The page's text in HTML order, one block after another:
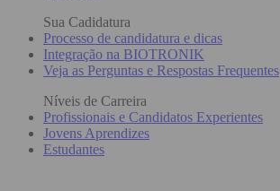
Sua Cadidatura
Processo de candidatura e dicas
Integração na BIOTRONIK
Veja as Perguntas e Respostas Frequentes
Níveis de Carreira
Profissionais e Candidatos Experientes
Jovens Aprendizes
Estudantes